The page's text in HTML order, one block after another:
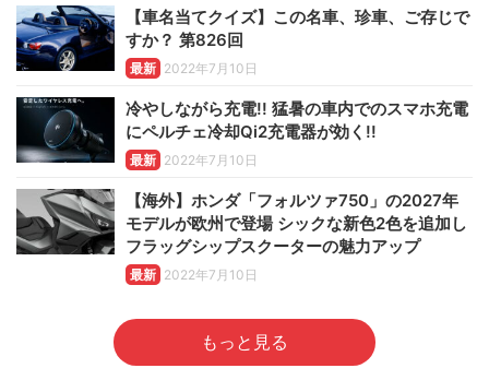
【車名当てクイズ】この名車、珍車、ご存じで
すか？ 第826回
最新 2022年7月10日
冷やしながら充電!! 猛暑の車内でのスマホ充電
にペルチェ冷却Qi2充電器が効く!!
最新 2022年7月10日
【海外】ホンダ「フォルツァ750」の2027年
モデルが欧州で登場 シックな新色2色を追加し
フラッグシップスクーターの魅力アップ
最新 2022年7月10日
もっと見る